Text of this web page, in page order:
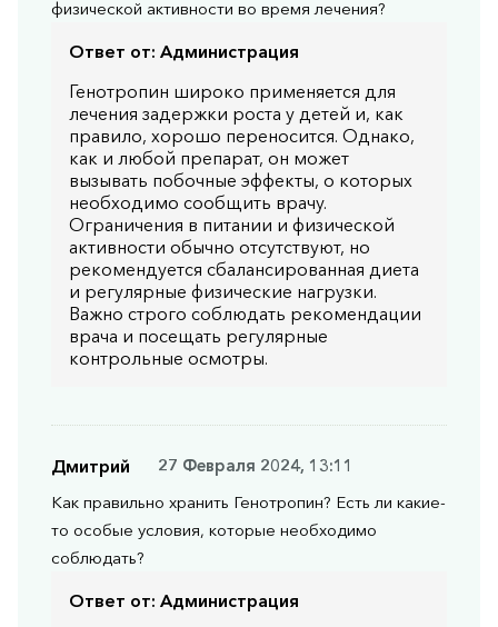
физической активности во время лечения?
Ответ от: Администрация
Генотропин широко применяется для
лечения задержки роста у детей и, как
правило, хорошо переносится. Однако,
как и любой препарат, он может
вызывать побочные эффекты, о которых
необходимо сообщить врачу.
Ограничения в питании и физической
активности обычно отсутствуют, но
рекомендуется сбалансированная диета
и регулярные физические нагрузки.
Важно строго соблюдать рекомендации
врача и посещать регулярные
контрольные осмотры.
Дмитрий
27 Февраля 2024, 13:11
Как правильно хранить Генотропин? Есть ли какие-
то особые условия, которые необходимо
соблюдать?
Ответ от: Администрация